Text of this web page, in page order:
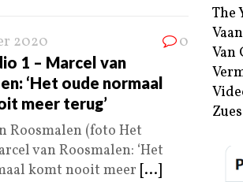
2020 0
1 – Marcel van
‘Het oude normaal
meer terug’
Roosmalen (foto Het
van Roosmalen: ‘Het
komt nooit meer [...]
The
Van